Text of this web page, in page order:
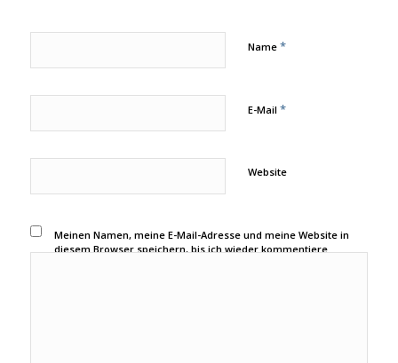
Name *
E-Mail *
Website
Meinen Namen, meine E-Mail-Adresse und meine Website in
diesem Browser speichern, bis ich wieder kommentiere.